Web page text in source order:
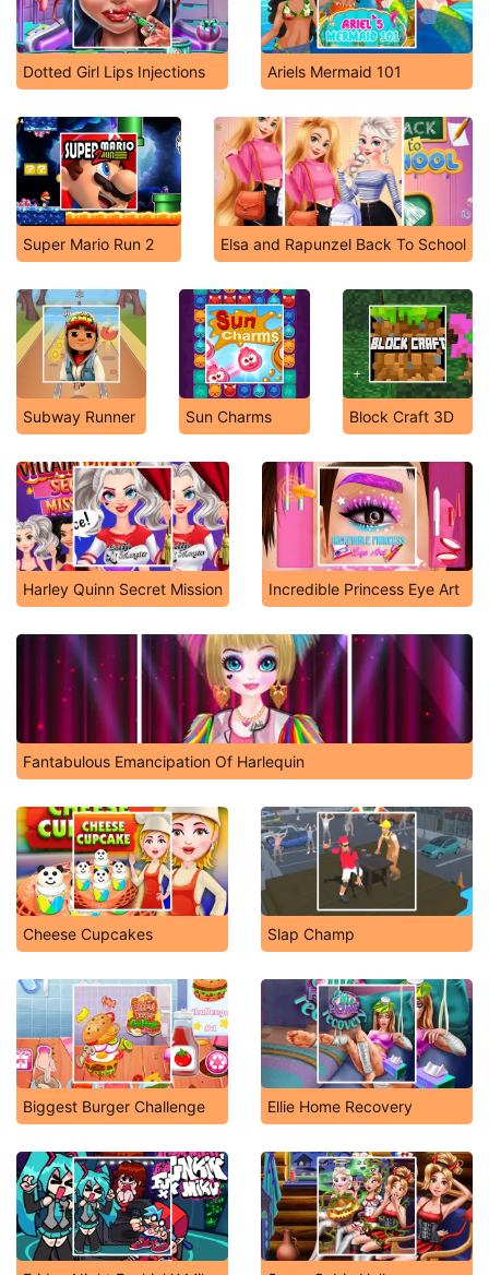
Dotted Girl Lips Injections Ariels Mermaid 101
Super Mario Run 2 Elsa and Rapunzel Back To School
Subway Runner Sun Charms Block Craft 3D
Harley Quinn Secret Mission Incredible Princess Eye Art
Fantabulous Emancipation Of Harlequin
Cheese Cupcakes Slap Champ
Biggest Burger Challenge Ellie Home Recovery